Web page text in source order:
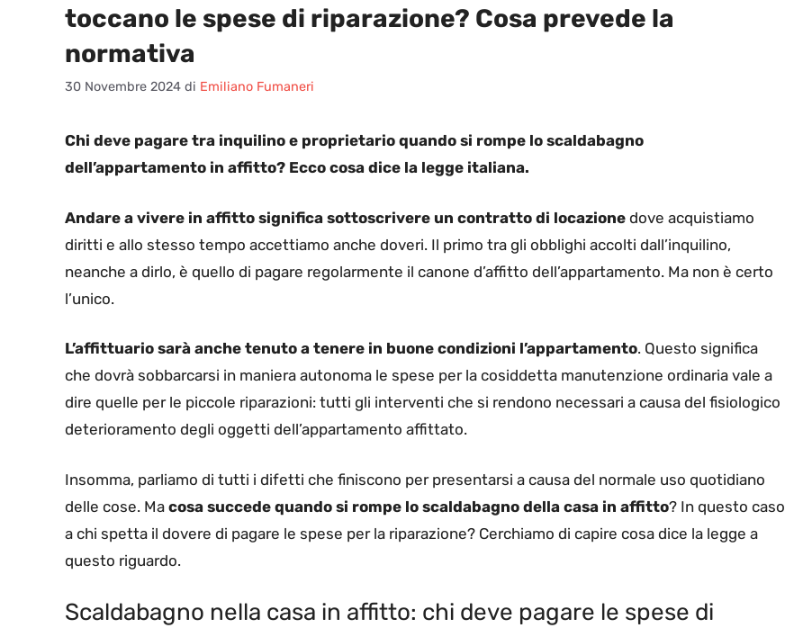
toccano le spese di riparazione? Cosa prevede la
normativa
30 Novembre 2024 di Emiliano Fumaneri
Chi deve pagare tra inquilino e proprietario quando si rompe lo scaldabagno
dell’appartamento in affitto? Ecco cosa dice la legge italiana.
Andare a vivere in affitto significa sottoscrivere un contratto di locazione dove acquistiamo
diritti e allo stesso tempo accettiamo anche doveri. Il primo tra gli obblighi accolti dall’inquilino,
neanche a dirlo, è quello di pagare regolarmente il canone d’affitto dell’appartamento. Ma non è certo
l’unico.
L’affittuario sarà anche tenuto a tenere in buone condizioni l’appartamento. Questo significa
che dovrà sobbarcarsi in maniera autonoma le spese per la cosiddetta manutenzione ordinaria vale a
dire quelle per le piccole riparazioni: tutti gli interventi che si rendono necessari a causa del fisiologico
deterioramento degli oggetti dell’appartamento affittato.
Insomma, parliamo di tutti i difetti che finiscono per presentarsi a causa del normale uso quotidiano
delle cose. Ma cosa succede quando si rompe lo scaldabagno della casa in affitto? In questo caso
a chi spetta il dovere di pagare le spese per la riparazione? Cerchiamo di capire cosa dice la legge a
questo riguardo.
Scaldabagno nella casa in affitto: chi deve pagare le spese di